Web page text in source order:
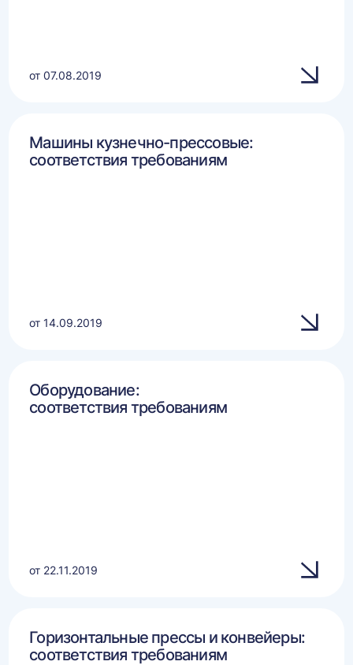
от 07.08.2019
Машины кузнечно-прессовые:
соответствия требованиям
от 14.09.2019
Оборудование:
соответствия требованиям
от 22.11.2019
Горизонтальные прессы и конвейеры:
соответствия требованиям